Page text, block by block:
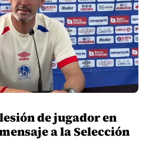
de jugador en
a la Selección